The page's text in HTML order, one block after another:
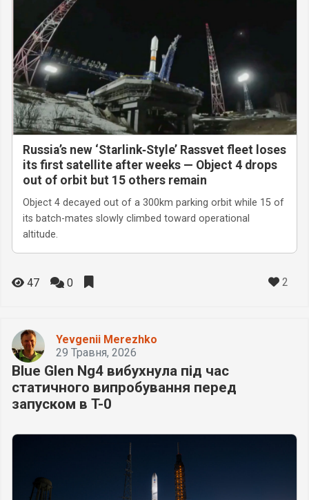
Russia’s new ‘Starlink‑Style’ Rassvet fleet loses
its first satellite after weeks — Object 4 drops
out of orbit but 15 others remain
Object 4 decayed out of a 300km parking orbit while 15 of
its batch-mates slowly climbed toward operational
altitude.
47 0 2
Yevgenii Merezhko
29 Травня, 2026
Blue Glen Ng4 вибухнула під час
статичного випробування перед
запуском в T-0